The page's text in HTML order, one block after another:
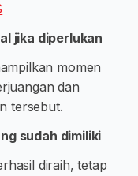
jika diperlukan
momen
dan
tersebut.
sudah dimiliki
diraih, tetap